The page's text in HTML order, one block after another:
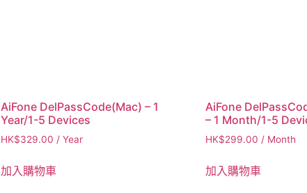
AiFone DelPassCode(Mac) – 1
Year/1-5 Devices
HK$329.00 / Year
加入購物車
AiFone
– 1 Month/1-5
HK$299.00 / Month
加入購物車